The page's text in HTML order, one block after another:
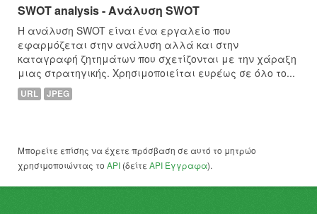
SWOT analysis - Ανάλυση SWOT
Η ανάλυση SWOT είναι ένα εργαλείο που
εφαρμόζεται στην ανάλυση αλλά και στην
καταγραφή ζητημάτων που σχετίζονται με την χάραξη
μιας στρατηγικής. Χρησιμοποιείται ευρέως σε όλο το...
URL JPEG
Μπορείτε επίσης να έχετε πρόσβαση σε αυτό το μητρώο
χρησιμοποιώντας το API (δείτε API Έγγραφα).